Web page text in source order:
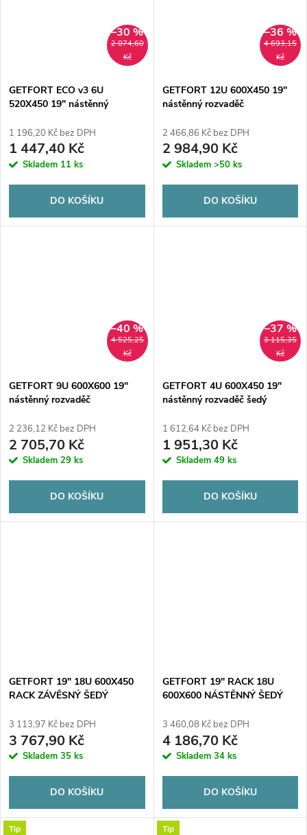
2 074,60
Kč
–30 %
GETFORT ECO v3 6U
520X450 19" nástěnný
1 196,20 Kč bez DPH
1 447,40 Kč
Skladem 11 ks
DO KOŠÍKU
4 693,15
Kč
–36 %
GETFORT 12U 600X450 19"
nástěnný rozvaděč
2 466,86 Kč bez DPH
2 984,90 Kč
Skladem >50 ks
DO KOŠÍKU
4 525,25
Kč
–40 %
GETFORT 9U 600X600 19"
nástěnný rozvaděč
2 236,12 Kč bez DPH
2 705,70 Kč
Skladem 29 ks
DO KOŠÍKU
3 115,35
Kč
–37 %
GETFORT 4U 600X450 19"
nástěnný rozvaděč šedý
1 612,64 Kč bez DPH
1 951,30 Kč
Skladem 49 ks
DO KOŠÍKU
GETFORT 19" 18U 600X450
RACK ZÁVĚSNÝ ŠEDÝ
3 113,97 Kč bez DPH
3 767,90 Kč
Skladem 35 ks
DO KOŠÍKU
GETFORT 19" RACK 18U
600X600 NÁSTĚNNÝ ŠEDÝ
3 460,08 Kč bez DPH
4 186,70 Kč
Skladem 34 ks
DO KOŠÍKU
Tip Tip